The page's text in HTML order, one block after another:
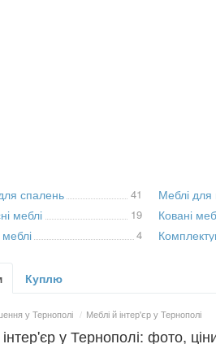
спалень 41
меблі 19
4
Меблі для
Ковані
Куплю
у Тернополі / Меблі й інтер'єр у Тернополі
у Тернополі: фото,